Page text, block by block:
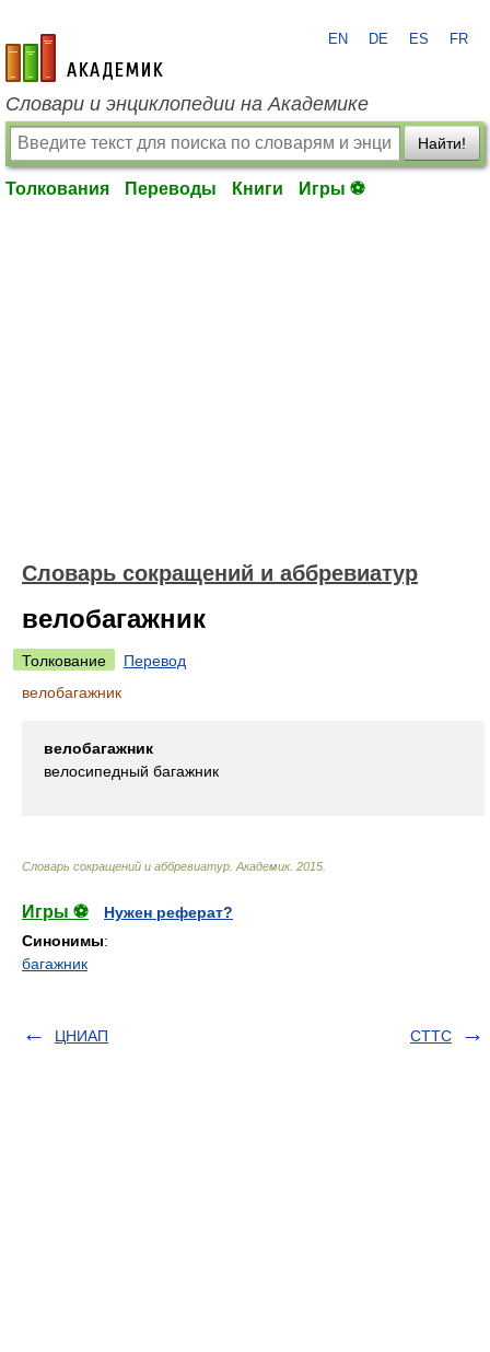
academic.ru
EN DE ES FR
Словари и энциклопедии на Академике
Найти!
Толкования Переводы Книги Игры ⚽
Словарь сокращений и аббревиатур
велобагажник
Толкование
Перевод
велобагажник
велобагажник
велосипедный багажник
Словарь сокращений и аббревиатур Академик. 2015
Игры ⚽
Нужен реферат?
Синонимы:
багажник
ЦНИАП СТТС